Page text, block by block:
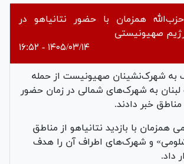
همزمان با حضور نتانیاهو در
صهیونیستی
۱۴۰۵/۰۳/۱۴ - ۱۶:۵۲
به شهرک‌نشینان صهیونیست از حمله
به شهرک‌های شمالی در زمان حضور
مناطق خبر دادند.
همزمان با بازدید نتانیاهو از مناطق
و شهرک‌های اطراف آن را هدف
داد.